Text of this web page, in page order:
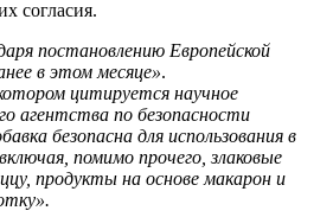
согласия.
постановлению Европейской
в этом месяце».
цитируется научное
агентства по безопасности
безопасна для использования в
помимо прочего, злаковые
продукты на основе макарон и